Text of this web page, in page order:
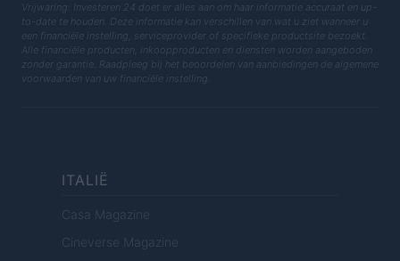
Vrijwaring: Investeren 24 doet er alles aan om haar informatie accuraat en up-
to-date te houden. Deze informatie kan verschillen van wat u ziet wanneer u
een financiële instelling, serviceprovider of specifieke productsite bezoekt.
Alle financiële producten, inkoopproducten en diensten worden aangeboden
zonder garantie. Raadpleeg bij het beoordelen van aanbiedingen de algemene
voorwaarden van uw financiële instelling.
ITALIË
Casa Magazine
Cineverse Magazine